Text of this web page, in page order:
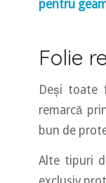
pentru
Folie
Deși toate
remarcă
bun de
Alte tipuri